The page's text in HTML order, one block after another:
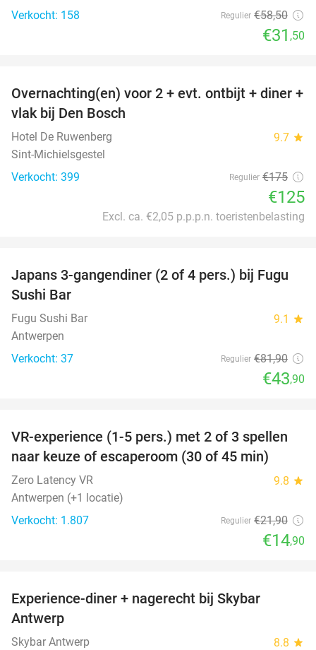
Verkocht: 158
Regulier €58,50
€31 ,50
29%
Overnachting(en) voor 2 + evt. ontbijt + diner +
vlak bij Den Bosch
Hotel De Ruwenberg 9.7 star
Sint-Michielsgestel
Verkocht: 399
Regulier €175
€125
Excl. ca. €2,05 p.p.p.n. toeristenbelasting
46%
Japans 3-gangendiner (2 of 4 pers.) bij Fugu
Sushi Bar
Fugu Sushi Bar 9.1 star
Antwerpen
Verkocht: 37
Regulier €81,90
€43,90
32%
VR-experience (1-5 pers.) met 2 of 3 spellen
naar keuze of escaperoom (30 of 45 min)
Zero Latency VR 9.8 star
Antwerpen (+1 locatie)
Verkocht: 1.807
Regulier €21,90
€14,90
Experience-diner + nagerecht bij Skybar
Antwerp
Skybar Antwerp 8.8 star